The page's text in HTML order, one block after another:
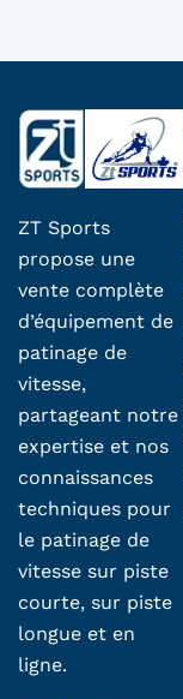
ZT Sports
propose une
vente complète
d’équipement de
patinage de
vitesse,
partageant notre
expertise et nos
connaissances
techniques pour
le patinage de
vitesse sur piste
courte, sur piste
longue et en
ligne.